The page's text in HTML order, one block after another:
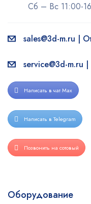
Сб – Вс 11:00-
sales@3d-m.ru |
service@3d-m.ru
Написать в чат Max
Написать в Telegram
Позвонить на сотовый
Оборудование